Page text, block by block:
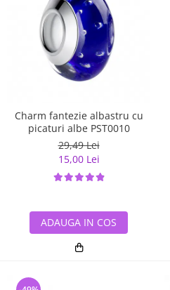
Charm fantezie albastru cu
picaturi albe PST0010
29,49 Lei
15,00 Lei
ADAUGA IN COS